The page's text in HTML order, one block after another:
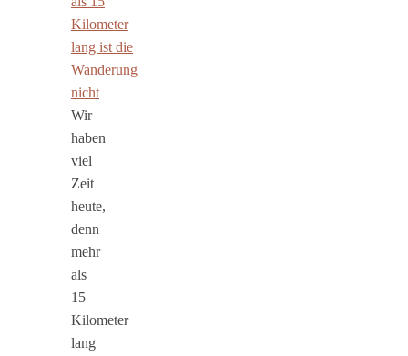
Wir
haben
viel
Zeit
heute,
denn
mehr
als
15
Kilometer
lang